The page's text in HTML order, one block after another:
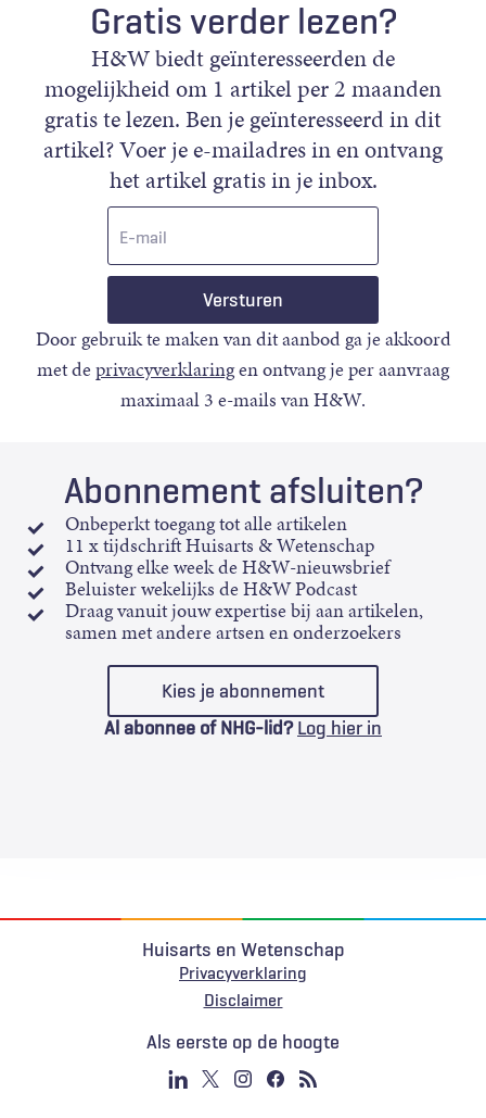
Gratis verder lezen?
H&W biedt geïnteresseerden de
mogelijkheid om 1 artikel per 2 maanden
gratis te lezen. Ben je geïnteresseerd in dit
artikel? Voer je e-mailadres in en ontvang
het artikel gratis in je inbox.
Door gebruik te maken van dit aanbod ga je akkoord
met deprivacyverklaringen ontvang je per aanvraag
maximaal 3 e-mails van H&W.
Abonnement afsluiten?
Onbeperkt toegang tot alle artikelen
11 x tijdschrift Huisarts & Wetenschap
Ontvang elke week de H&W-nieuwsbrief
Beluister wekelijks de H&W Podcast
Draag vanuit jouw expertise bij aan artikelen,
samen met andere artsen en onderzoekers
Kies je abonnement
Al abonnee of NHG-lid? Log hier in
Huisarts en Wetenschap
Privacyverklaring
Voet
Disclaimer
Als eerste op de hoogte